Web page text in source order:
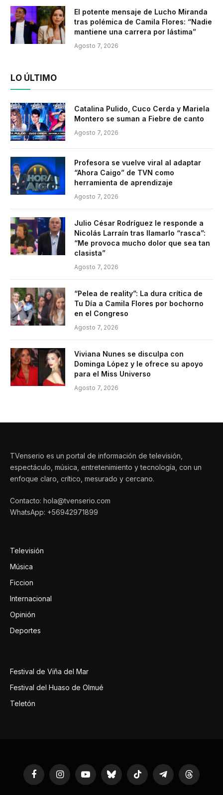
El potente mensaje de Lucho Miranda
tras polémica de Camila Flores: “Nadie
mantiene una carrera por lástima”
Agosto 7, 2026
LO ÚLTIMO
Catalina Pulido, Cuco Cerda y Mariela
Montero se suman a Fiebre de canto
Agosto 7, 2026
Profesora se vuelve viral al adaptar
“Ahora Caigo” de TVN como
herramienta de aprendizaje
Agosto 7, 2026
Julio César Rodríguez le responde a
Nicolás Larraín tras llamarlo “rasca”:
“Me provoca mucho dolor que sea tan
clasista”
Agosto 7, 2026
“Pelea de reality”: La dura crítica de
Tu Día a Camila Flores por bochorno
en el Congreso
Agosto 7, 2026
Viviana Nunes se disculpa con
Dominga López y le ofrece su apoyo
para el Miss Universo
Agosto 7, 2026
TVenserio es un portal de información de televisión,
espectáculo, música, entretenimiento y tecnología, con un
enfoque claro, crítico, mesurado y cercano.
Contacto: hola@tvenserio.com
WhatsApp: +56942971899
Televisión
Música
Ficcion
Internacional
Opinión
Deportes
Festival de Viña del Mar
Festival del Huaso de Olmué
Teletón
FacebookInstagramYouTubeBluesky TikTok TelegramThreads